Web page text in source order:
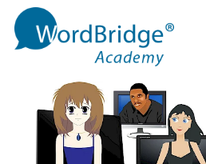
Direkt zum Inhalt springen